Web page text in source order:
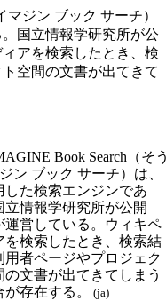
マジン ブック サーチ）
国立情報学研究所が公
アを検索したとき、検
空間の文書が出てきて
Book Search（そ
ン ブック サーチ）は、
した検索エンジンであ
立情報学研究所が公開
運営している。ウィキペ
を検索したとき、検索結
用者ページやプロジェク
の文書が出てきてしまう
存在する。
(ja)